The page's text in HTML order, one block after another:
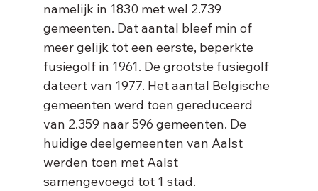
namelijk in 1830 met wel 2.739
gemeenten. Dat aantal bleef min of
meer gelijk tot een eerste, beperkte
fusiegolf in 1961. De grootste fusiegolf
dateert van 1977. Het aantal Belgische
gemeenten werd toen gereduceerd
van 2.359 naar 596 gemeenten. De
huidige deelgemeenten van Aalst
werden toen met Aalst
samengevoegd tot 1 stad.